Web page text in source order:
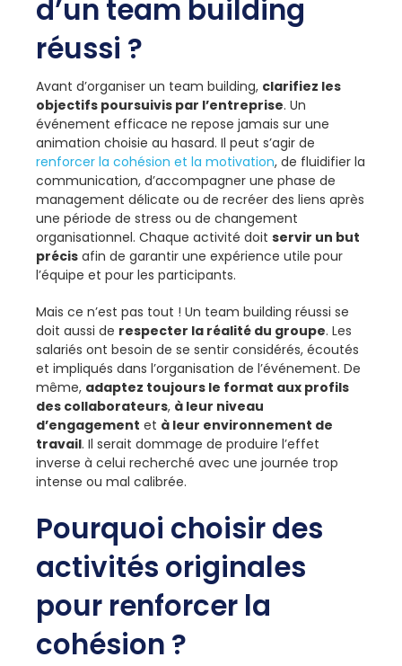
d’un team building
réussi ?
Avant d’organiser un team building, clarifiez les
objectifs poursuivis par l’entreprise. Un
événement efficace ne repose jamais sur une
animation choisie au hasard. Il peut s’agir de
renforcer la cohésion et la motivation, de fluidifier la
communication, d’accompagner une phase de
management délicate ou de recréer des liens après
une période de stress ou de changement
organisationnel. Chaque activité doit servir un but
précis afin de garantir une expérience utile pour
l’équipe et pour les participants.
Mais ce n’est pas tout ! Un team building réussi se
doit aussi de respecter la réalité du groupe. Les
salariés ont besoin de se sentir considérés, écoutés
et impliqués dans l’organisation de l’événement. De
même, adaptez toujours le format aux profils
des collaborateurs, à leur niveau
d’engagement et à leur environnement de
travail. Il serait dommage de produire l’effet
inverse à celui recherché avec une journée trop
intense ou mal calibrée.
Pourquoi choisir des
activités originales
pour renforcer la
cohésion ?